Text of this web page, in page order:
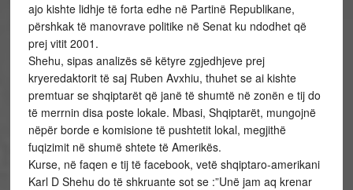
ajo kishte lidhje të forta edhe në Partinë Republikane,
përshkak të manovrave politike në Senat ku ndodhet që
prej vitit 2001.
Shehu, sipas analizës së këtyre zgjedhjeve prej
kryeredaktorit të saj Ruben Avxhiu, thuhet se ai kishte
premtuar se shqiptarët që janë të shumtë në zonën e tij do
të merrnin disa poste lokale. Mbasi, Shqiptarët, mungojnë
nëpër borde e komisione të pushtetit lokal, megjithë
fuqizimit në shumë shtete të Amerikës.
Kurse, në faqen e tij të facebook, vetë shqiptaro-amerikani
Karl D Shehu do të shkruante sot se :”Unë jam aq krenar